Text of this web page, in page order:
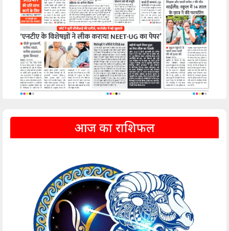
आज का राशिफल